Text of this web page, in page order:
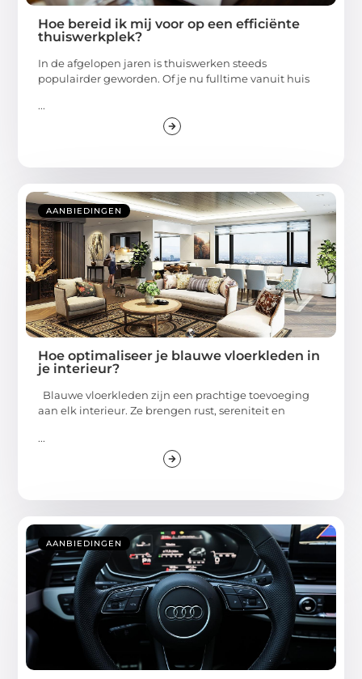
Hoe bereid ik mij voor op een efficiënte
thuiswerkplek?
In de afgelopen jaren is thuiswerken steeds
populairder geworden. Of je nu fulltime vanuit huis
...
AANBIEDINGEN
Hoe optimaliseer je blauwe vloerkleden in
je interieur?
Blauwe vloerkleden zijn een prachtige toevoeging
aan elk interieur. Ze brengen rust, sereniteit en
...
AANBIEDINGEN